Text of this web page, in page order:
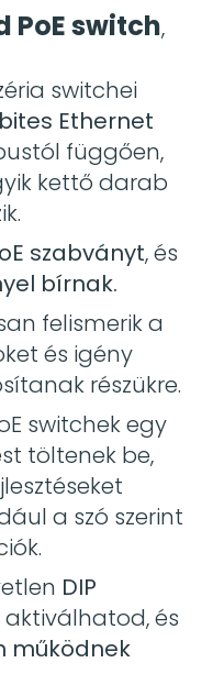
PoE switch,
switchei
Ethernet
függően,
kettő darab
szabványt, és
bírnak.
felismerik a
és igény
részükre.
switchek egy
töltenek be,
a szó szerint
DIP
aktiválhatod, és
működnek